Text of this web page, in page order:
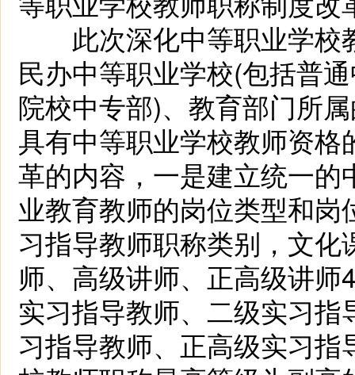
此次深化中等职业学校
民办中等职业学校(包括普
院校中专部)、教育部门所
具有中等职业学校教师资
革的内容，一是建立统一
业教育教师的岗位类型和
习指导教师职称类别，文
师、高级讲师、正高级讲
实习指导教师、二级实习
习指导教师、正高级实习